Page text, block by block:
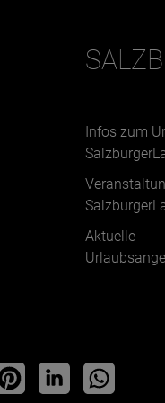
Infos zum
Aktuelle